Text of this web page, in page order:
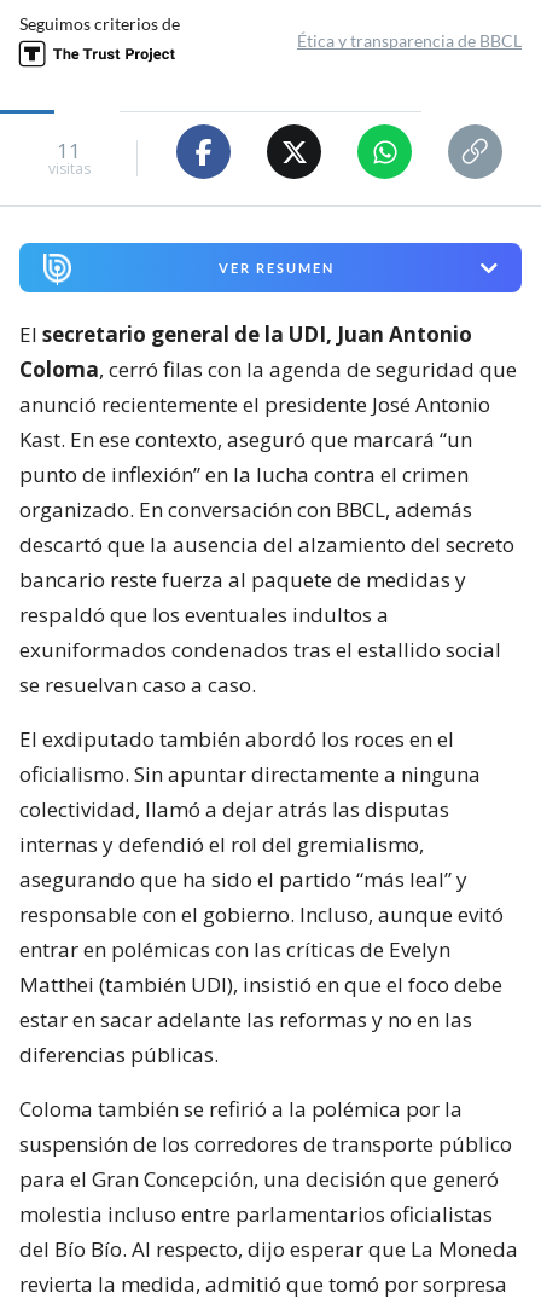
Seguimos criterios de
Ética y transparencia de BBCL
11
visitas
VER RESUMEN
El secretario general de la UDI, Juan Antonio
Coloma, cerró filas con la agenda de seguridad que
anunció recientemente el presidente José Antonio
Kast. En ese contexto, aseguró que marcará “un
punto de inflexión” en la lucha contra el crimen
organizado. En conversación con BBCL, además
descartó que la ausencia del alzamiento del secreto
bancario reste fuerza al paquete de medidas y
respaldó que los eventuales indultos a
exuniformados condenados tras el estallido social
se resuelvan caso a caso.
El exdiputado también abordó los roces en el
oficialismo. Sin apuntar directamente a ninguna
colectividad, llamó a dejar atrás las disputas
internas y defendió el rol del gremialismo,
asegurando que ha sido el partido “más leal” y
responsable con el gobierno. Incluso, aunque evitó
entrar en polémicas con las críticas de Evelyn
Matthei (también UDI), insistió en que el foco debe
estar en sacar adelante las reformas y no en las
diferencias públicas.
Coloma también se refirió a la polémica por la
suspensión de los corredores de transporte público
para el Gran Concepción, una decisión que generó
molestia incluso entre parlamentarios oficialistas
del Bío Bío. Al respecto, dijo esperar que La Moneda
revierta la medida, admitió que tomó por sorpresa